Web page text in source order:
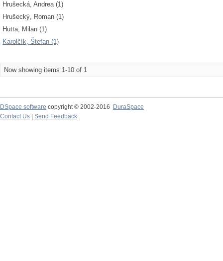
Hrušecká, Andrea (1)
Hrušecký, Roman (1)
Hutta, Milan (1)
Karolčík, Štefan (1)
Now showing items 1-10 of 1
DSpace software copyright © 2002-2016
DuraSpace
Contact Us
Send Feedback